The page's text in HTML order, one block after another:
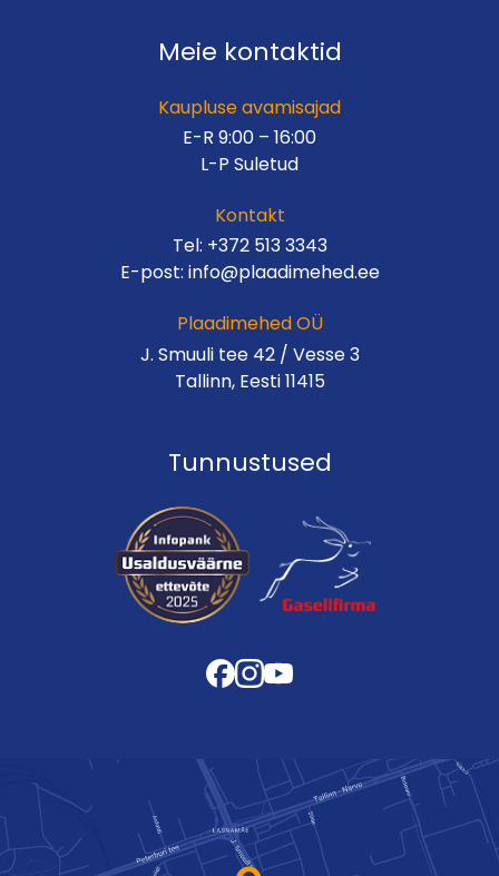
Meie kontaktid
Kaupluse avamisajad
E-R 9:00 – 16:00
L-P Suletud
Kontakt
Tel: +372 513 3343
E-post: info@plaadimehed.ee
Plaadimehed OÜ
J. Smuuli tee 42 / Vesse 3
Tallinn, Eesti 11415
Tunnustused